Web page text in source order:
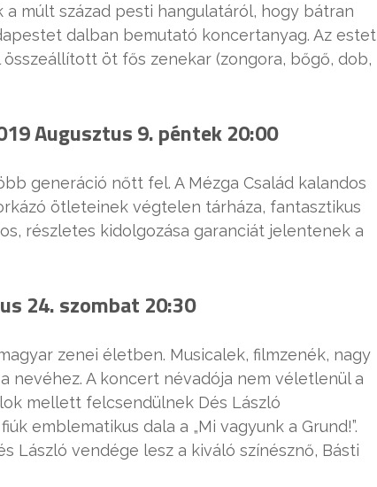
múlt század pesti hangulatáról, hogy bátran
dalban bemutató koncertanyag. Az estet
öt fős zenekar (zongora, bőgő, dob,
Augusztus 9. péntek 20:00
generáció nőtt fel. A Mézga Család kalandos
ötleteinek végtelen tárháza, fantasztikus
részletes kidolgozása garanciát jelentenek a
24. szombat 20:30
zenei életben. Musicalek, filmzenék, nagy
nevéhez. A koncert névadója nem véletlenül a
mellett felcsendülnek Dés László
emblematikus dala a „Mi vagyunk a Grund!”.
László vendége lesz a kiváló színésznő, Básti